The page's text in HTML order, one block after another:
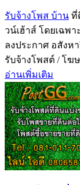
รับจ้างโพส บ้าน ที่
วน์เฮ้าส์ โดยเฉพ
ลงประกาศ อสังห
รับจ้างโพสต์ / โฆ
อ่านเพิ่มเติม